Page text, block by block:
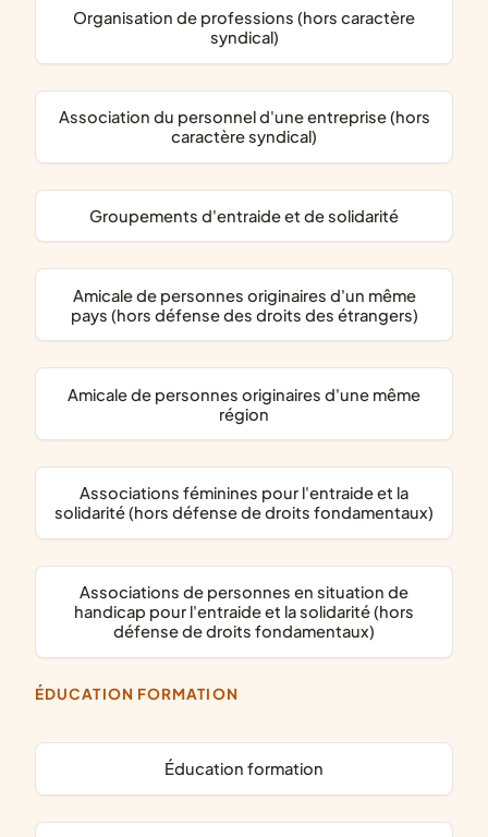
organisation de professions (hors caractère
syndical)
association du personnel d'une entreprise (hors
caractère syndical)
groupements d'entraide et de solidarité
amicale de personnes originaires d'un même
pays (hors défense des droits des étrangers)
amicale de personnes originaires d'une même
région
associations féminines pour l'entraide et la
solidarité (hors défense de droits fondamentaux)
associations de personnes en situation de
handicap pour l'entraide et la solidarité (hors
défense de droits fondamentaux)
ÉDUCATION FORMATION
éducation formation